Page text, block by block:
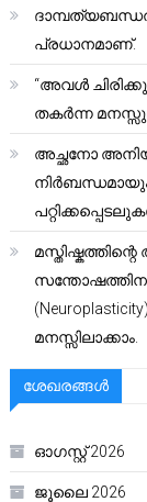
പ്രധാനമാണ്.
“അവൾ
തകർന്ന
അച്ഛനോ
മനസ്സിലാക്കാം.
ശേഖരങ്ങൾ
ഓഗസ്റ്റ്‌ 2026
ജൂലൈ 2026